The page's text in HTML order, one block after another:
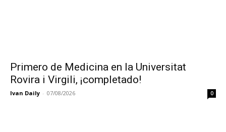
Primero de Medicina en la Universitat
Rovira i Virgili, ¡completado!
Ivan Daily - 07/08/2026 0